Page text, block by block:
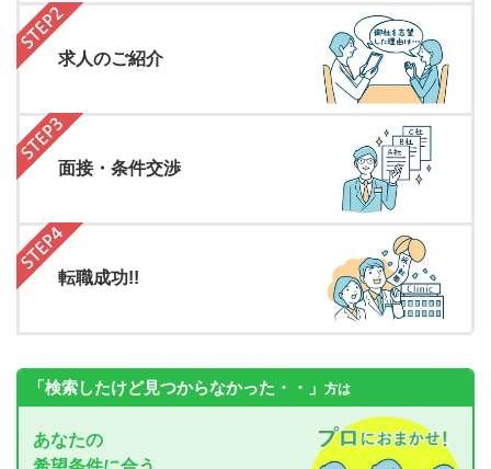
求人のご紹介
面接・条件交渉
転職成功!!
「検索したけど見つからなかった・・」 方は
あなたの